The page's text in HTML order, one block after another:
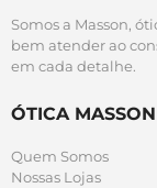
Somos a Masson,
bem atender ao
em cada detalhe.
ÓTICA MASSON
Quem Somos
Nossas Lojas